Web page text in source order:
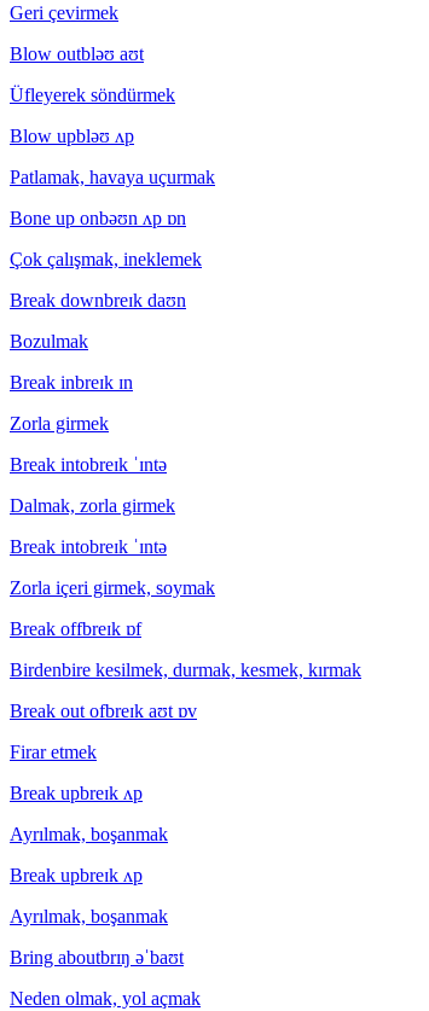
Geri çevirmek
Blow outbləʊ aʊt
Üfleyerek söndürmek
Blow upbləʊ ʌp
Patlamak, havaya uçurmak
Bone up onbəʊn ʌp ɒn
Çok çalışmak, ineklemek
Break downbreɪk daʊn
Bozulmak
Break inbreɪk ɪn
Zorla girmek
Break intobreɪk ˈɪntə
Dalmak, zorla girmek
Break intobreɪk ˈɪntə
Zorla içeri girmek, soymak
Break offbreɪk ɒf
Birdenbire kesilmek, durmak, kesmek, kırmak
Break out ofbreɪk aʊt ɒv
Firar etmek
Break upbreɪk ʌp
Ayrılmak, boşanmak
Break upbreɪk ʌp
Ayrılmak, boşanmak
Bring aboutbrɪŋ əˈbaʊt
Neden olmak, yol açmak